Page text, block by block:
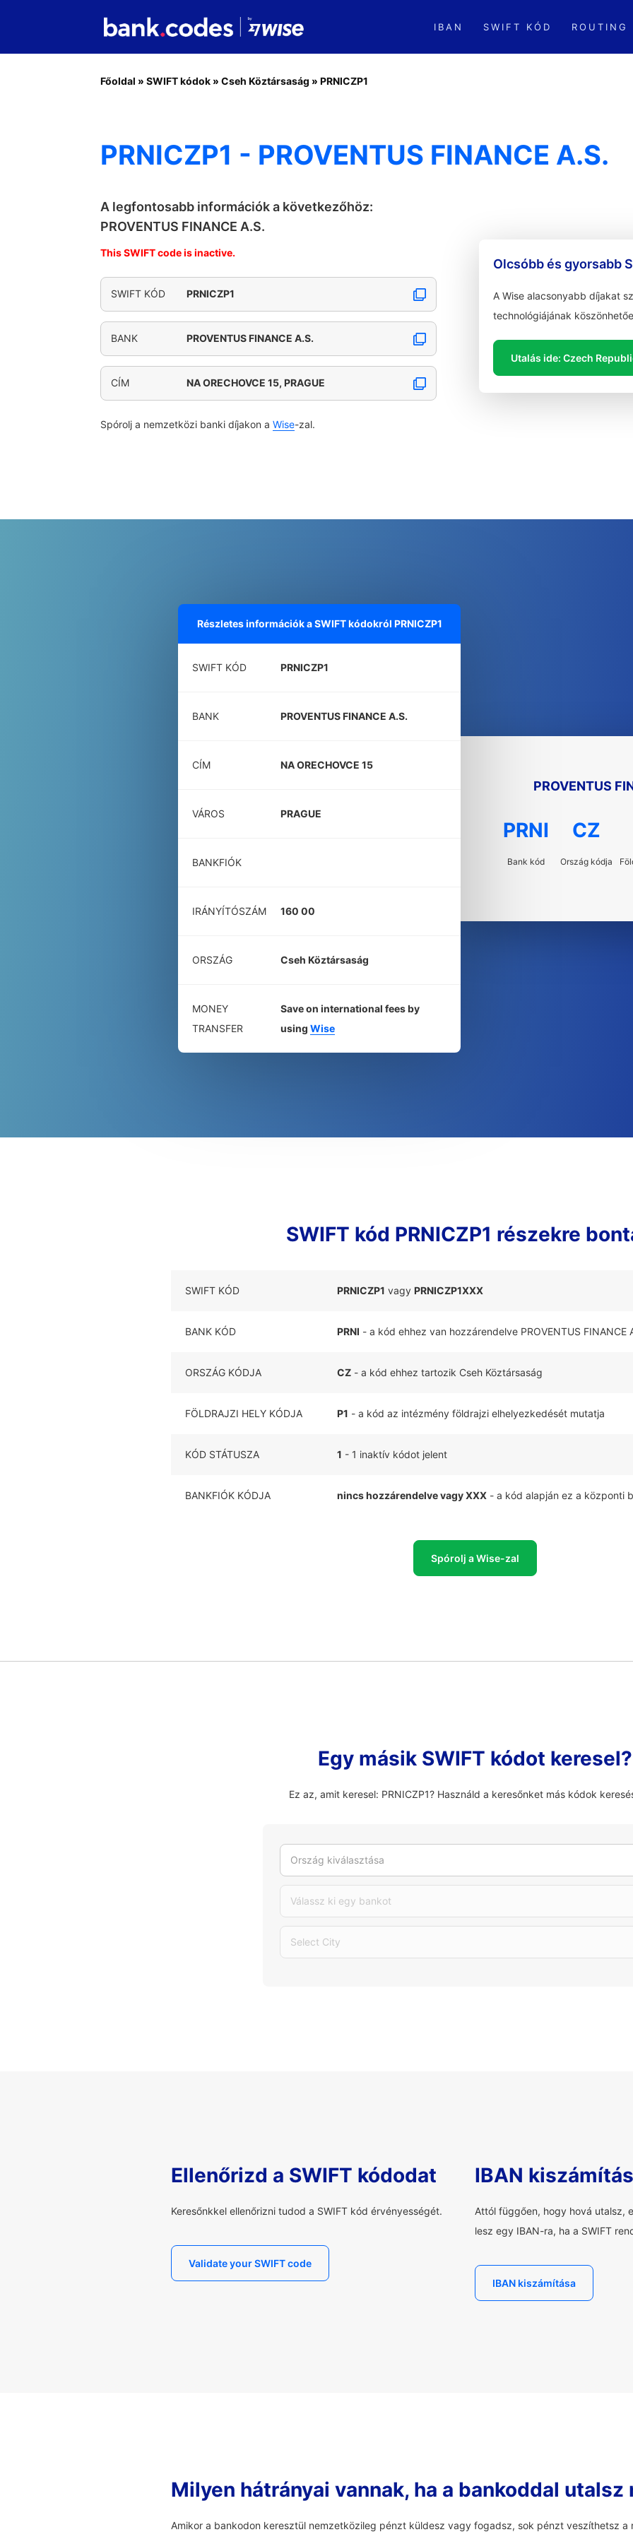
IBAN SWIFT KÓD ROUTING
Főoldal » SWIFT kódok » Cseh Köztársaság » PRNICZP1
PRNICZP1 - PROVENTUS FINANCE A.S.
A legfontosabb információk a következőhöz:
PROVENTUS FINANCE A.S.
This SWIFT code is inactive.
SWIFT KÓD PRNICZP1
BANK PROVENTUS FINANCE A.S.
CÍM NA ORECHOVCE 15, PRAGUE
Spórolj a nemzetközi banki díjakon a Wise-zal.
Olcsóbb és gyorsabb
A Wise alacsonyabb díjakat
technológiájának
Utalás ide: Czech
Részletes információk a SWIFT kódokról PRNICZP1
SWIFT KÓD PRNICZP1
BANK PROVENTUS FINANCE A.S.
CÍM NA ORECHOVCE 15
VÁROS PRAGUE
BANKFIÓK
IRÁNYÍTÓSZÁM 160 00
ORSZÁG Cseh Köztársaság
MONEY
TRANSFER
Save on international fees by
using Wise
PROVENTUS
PRNI
Bank kód
CZ
Ország kódja
SWIFT kód PRNICZP1 részekre
SWIFT KÓD PRNICZP1 vagy PRNICZP1XXX
BANK KÓD PRNI - a kód ehhez van hozzárendelve PROVENTUS FINANCE
ORSZÁG KÓDJA CZ - a kód ehhez tartozik Cseh Köztársaság
FÖLDRAJZI HELY KÓDJA P1 - a kód az intézmény földrajzi elhelyezkedését mutatja
KÓD STÁTUSZA 1 - 1 inaktív kódot jelent
BANKFIÓK KÓDJA nincs hozzárendelve vagy XXX - a kód alapján ez a központi
Spórolj a Wise-zal
Egy másik SWIFT kódot keresel?
Ez az, amit keresel: PRNICZP1? Használd a keresőnket más kódok
Ország kiválasztása
Válassz ki egy bankot
Select City
Ellenőrizd a SWIFT kódodat
Keresőnkkel ellenőrizni tudod a SWIFT kód érvényességét.
Validate your SWIFT code
IBAN
Attól függően, hogy hová utalsz,
lesz egy IBAN-ra, ha a SWIFT
IBAN kiszámítása
Milyen hátrányai vannak, ha a bankoddal
Amikor a bankodon keresztül nemzetközileg pénzt küldesz vagy fogadsz, sok pénzt veszíthetsz a